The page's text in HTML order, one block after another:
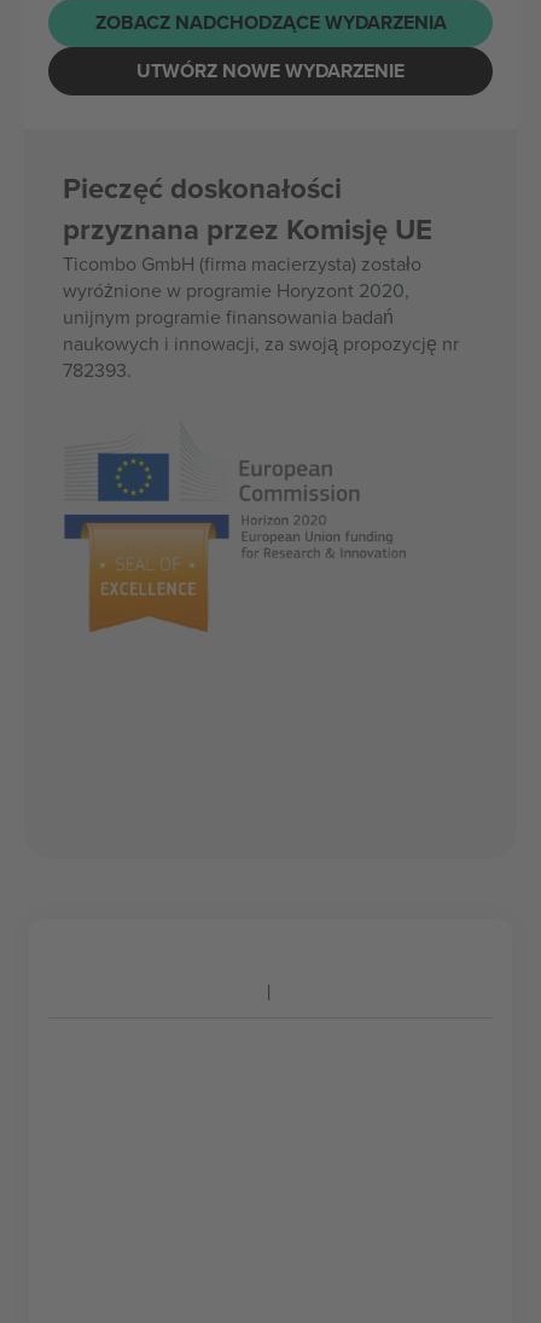
ZOBACZ NADCHODZĄCE WYDARZENIA
UTWÓRZ NOWE WYDARZENIE
Pieczęć doskonałości
przyznana przez Komisję UE
Ticombo GmbH (firma macierzysta) zostało
wyróżnione w programie Horyzont 2020,
unijnym programie finansowania badań
naukowych i innowacji, za swoją propozycję nr
782393.